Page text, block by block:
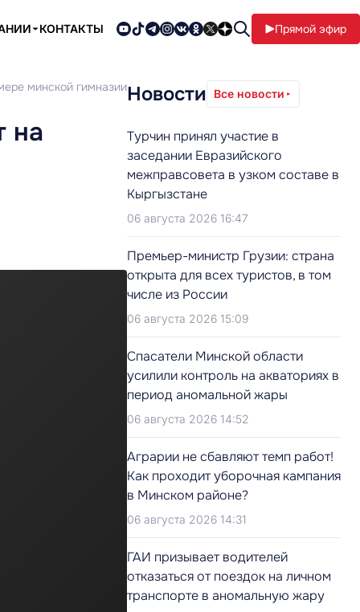
КОНТАКТЫ Прямой эфир
минской гимназии
на
Новости Все новости
Турчин принял участие в
заседании Евразийского
межправсовета в узком составе в
Кыргызстане
06 августа 2026 16:47
Премьер-министр Грузии: страна
открыта для всех туристов, в том
числе из России
06 августа 2026 15:09
Cпасатели Минской области
усилили контроль на акваториях в
период аномальной жары
06 августа 2026 14:52
Аграрии не сбавляют темп работ!
Как проходит уборочная кампания
в Минском районе?
06 августа 2026 14:31
ГАИ призывает водителей
отказаться от поездок на личном
транспорте в аномальную жару